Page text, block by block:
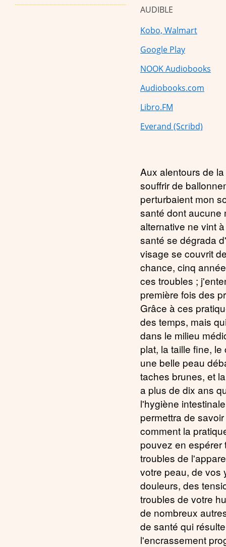
AUDIBLE
Kobo, Walmart
Google Play
NOOK Audiobooks
Audiobooks.com
Libro.FM
Everand (Scribd)
Aux alentours de
souffrir de
perturbaient mon
santé dont aucune
alternative ne vint
santé se dégrada
visage se couvrit
chance, cinq
ces troubles ;
première fois des
Grâce à ces
des temps, mais
dans le milieu
plat, la taille fine,
une belle peau
taches brunes, et
a plus de dix ans
l'hygiène
permettra de
comment la
pouvez en
troubles de
votre peau, de vos
douleurs, des
troubles de votre
de nombreux
de santé qui
l'encrassement